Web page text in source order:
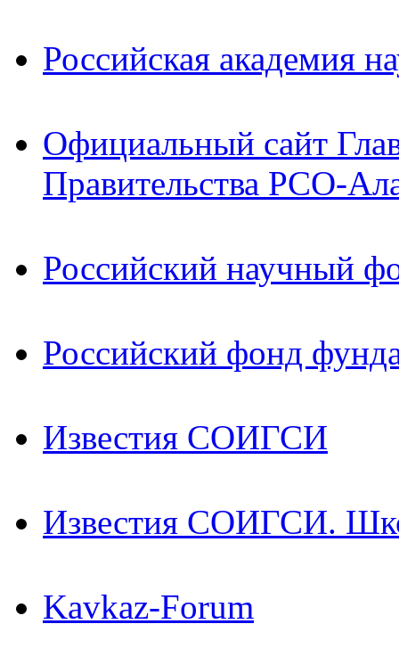
Российская академия
Официальный сайт
Правительства РСО-
Российский научный
Российский фонд
Известия СОИГСИ
Известия СОИГСИ.
Kavkaz-Forum